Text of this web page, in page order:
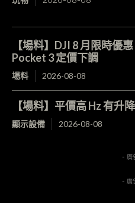
【場料】DJI 8 月限時優
Pocket 3 定價下調
場料 2026-08-08
【場料】平價高 Hz 有升
顯示設備 2026-08-08
- 廣
- 廣